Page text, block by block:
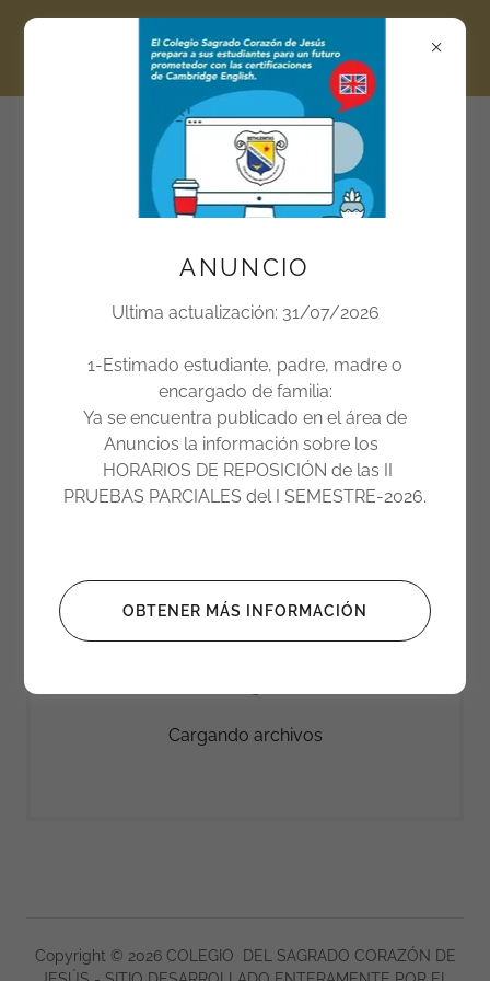
Bienvenido al
Colegio del Sagrado
Corazón de Jesús
Protocolo de justificación de
Cargando archivos
Copyright © 2026 COLEGIO DEL SAGRADO CORAZÓN DE
ANUNCIO
Ultima actualización: 31/07/2026
1-Estimado estudiante, padre, madre o
encargado de familia:
Ya se encuentra publicado en el área de
Anuncios la información sobre los
HORARIOS DE REPOSICIÓN de las II
PRUEBAS PARCIALES del I SEMESTRE-2026.
OBTENER MÁS INFORMACIÓN